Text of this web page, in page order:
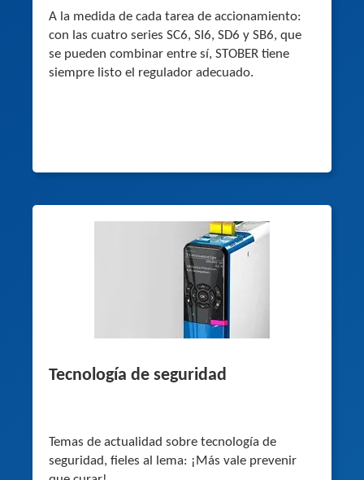
A la medida de cada tarea de accionamiento:
con las cuatro series SC6, SI6, SD6 y SB6, que
se pueden combinar entre sí, STOBER tiene
siempre listo el regulador adecuado.
Tecnología de seguridad
Temas de actualidad sobre tecnología de
seguridad, fieles al lema: ¡Más vale prevenir